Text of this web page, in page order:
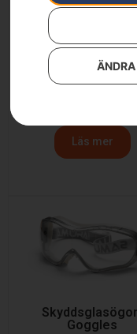
Skyddsglasögon,
Läs mer
Goggles